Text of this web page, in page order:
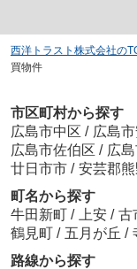
西洋トラスト株式会社の
買物件
市区町村から探す
広島市中区 / 広島
広島市佐伯区 / 広
廿日市市 / 安芸郡
町名から探す
牛田新町 / 上安 / 古
鶴見町 / 五月が丘 /
路線から探す